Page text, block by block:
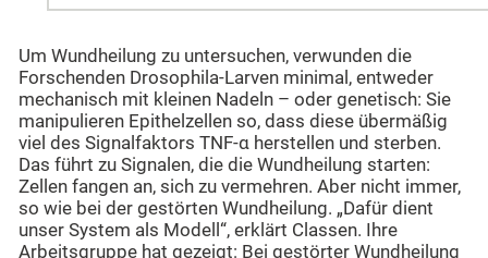
Um Wundheilung zu untersuchen, verwunden die
Forschenden Drosophila-Larven minimal, entweder
mechanisch mit kleinen Nadeln – oder genetisch: Sie
manipulieren Epithelzellen so, dass diese übermäßig
viel des Signalfaktors TNF-α herstellen und sterben.
Das führt zu Signalen, die die Wundheilung starten:
Zellen fangen an, sich zu vermehren. Aber nicht immer,
so wie bei der gestörten Wundheilung. „Dafür dient
unser System als Modell“, erklärt Classen. Ihre
Arbeitsgruppe hat gezeigt: Bei gestörter Wundheilung